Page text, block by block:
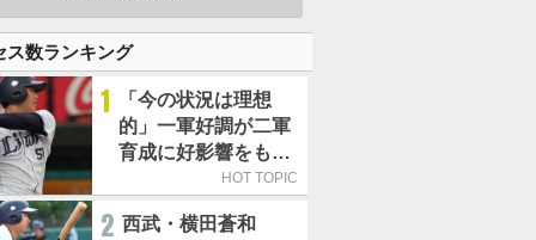
ス数ランキング
1
「今の状況は理想
的」一軍好調が二軍
育成に好影響をもた
らす西武 象徴は高
HOT TOPIC
2 西武・横田蒼和